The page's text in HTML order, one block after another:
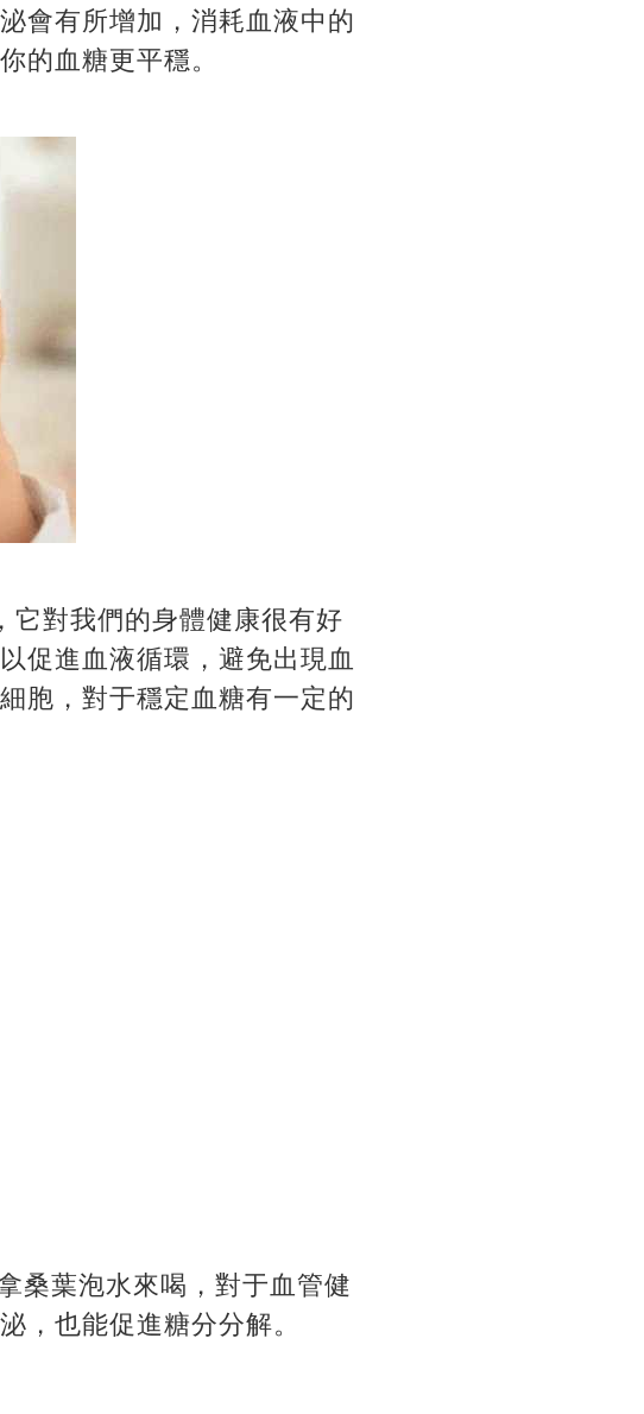
會有所增加，消耗血液中的
的血糖更平穩。
它對我們的身體健康很有好
促進血液循環，避免出現血
胞，對于穩定血糖有一定的
桑葉泡水來喝，對于血管健
，也能促進糖分分解。